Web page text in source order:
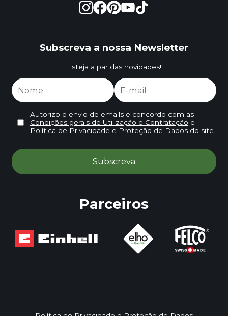
Subscreva a nossa Newsletter
Esteja a par das novidades!
Autorizo o envio de emails e concordo com as
Condições gerais de Utilização e Contratação e
Política de Privacidade e Proteção de Dadosdo site.
Parceiros